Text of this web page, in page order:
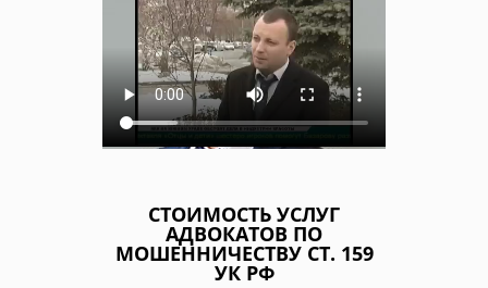
СТОИМОСТЬ УСЛУГ
АДВОКАТОВ ПО
МОШЕННИЧЕСТВУ СТ. 159
УК РФ